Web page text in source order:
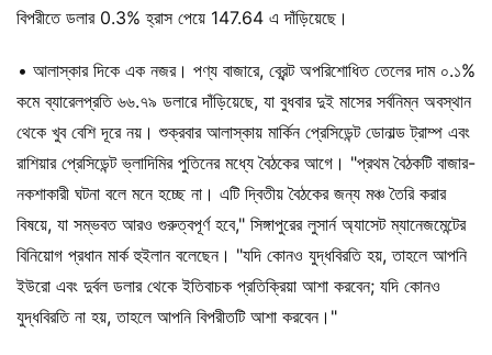
বিপরীতে ডলার 0.3% হ্রাস পেয়ে 147.64 এ দাঁড়িয়েছে।
• আলাস্কার দিকে এক নজর। পণ্য বাজারে, ব্রেন্ট অপরিশোধিত তেলের দাম ০.১%
কমে ব্যারেলপ্রতি ৬৬.৭৯ ডলারে দাঁড়িয়েছে, যা বুধবার দুই মাসের সর্বনিম্ন অবস্থান
থেকে খুব বেশি দূরে নয়। শুক্রবার আলাস্কায় মার্কিন প্রেসিডেন্ট ডোনাল্ড ট্রাম্প এবং
রাশিয়ার প্রেসিডেন্ট ভ্লাদিমির পুতিনের মধ্যে বৈঠকের আগে। "প্রথম বৈঠকটি বাজার-
নকশাকারী ঘটনা বলে মনে হচ্ছে না। এটি দ্বিতীয় বৈঠকের জন্য মঞ্চ তৈরি করার
বিষয়ে, যা সম্ভবত আরও গুরুত্বপূর্ণ হবে," সিঙ্গাপুরের লুসার্ন অ্যাসেট ম্যানেজমেন্টের
বিনিয়োগ প্রধান মার্ক হুইলান বলেছেন। "যদি কোনও যুদ্ধবিরতি হয়, তাহলে আপনি
ইউরো এবং দুর্বল ডলার থেকে ইতিবাচক প্রতিক্রিয়া আশা করবেন; যদি কোনও
যুদ্ধবিরতি না হয়, তাহলে আপনি বিপরীতটি আশা করবেন।"